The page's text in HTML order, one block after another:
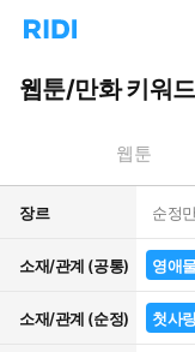
리
홈
으
턴
트
웹툰/만화 키워
웹툰
장르 순정
소재/관계 (공통) 영애
소재/관계 (순정) 첫사